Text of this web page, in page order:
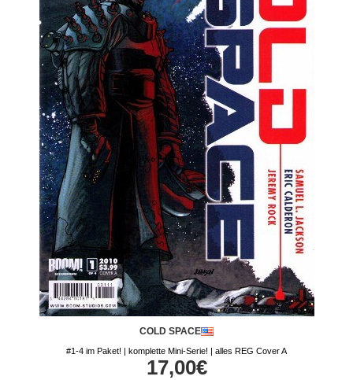
COLD SPACE
#1-4 im Paket! | komplette Mini-Serie! | alles REG Cover A
17,00€